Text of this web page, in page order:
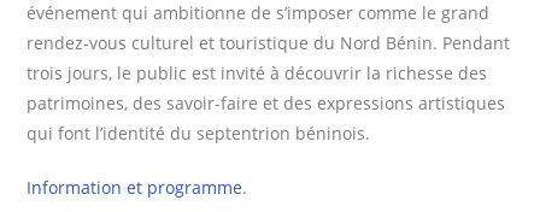
événement qui ambitionne de s’imposer comme le grand
rendez-vous culturel et touristique du Nord Bénin. Pendant
trois jours, le public est invité à découvrir la richesse des
patrimoines, des savoir-faire et des expressions artistiques
qui font l’identité du septentrion béninois.
Information et programme.